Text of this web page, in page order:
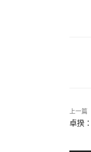
上一篇
卓揆